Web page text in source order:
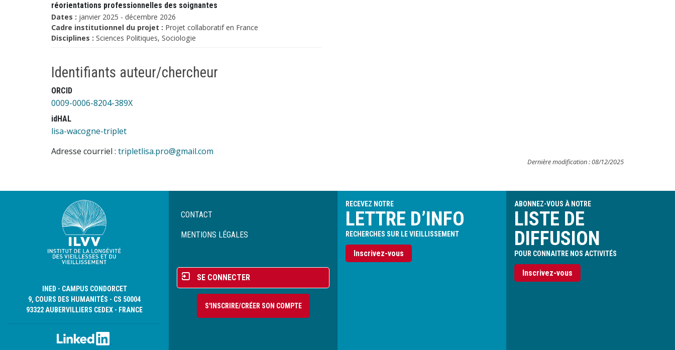
réorientations professionnelles des soignantes
Dates : janvier 2025 - décembre 2026
Cadre institutionnel du projet : Projet collaboratif en France
Disciplines : Sciences Politiques, Sociologie
Identifiants auteur/chercheur
ORCID
0009-0006-8204-389X
idHAL
lisa-wacogne-triplet
Adresse courriel : tripletlisa.pro@gmail.com
Dernière modification : 08/12/2025
INED - CAMPUS CONDORCET
9, COURS DES HUMANITÉS - CS 50004
93322 AUBERVILLIERS CEDEX - FRANCE
Menu
de
CONTACT
MENTIONS LÉGALES
Menu
du
compte
l'utilisateur
SE CONNECTER
S'INSCRIRE/CRÉER SON COMPTE
RECEVEZ NOTRE
LETTRE D’INFO
RECHERCHES SUR LE VIEILLISSEMENT
Inscrivez-vous
ABONNEZ-VOUS À NOTRE
LISTE DE
DIFFUSION
POUR CONNAITRE NOS ACTIVITÉS
Inscrivez-vous